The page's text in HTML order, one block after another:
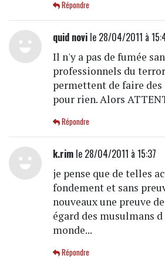
Répondre
quid novile 28/04/2011 à
Il n'y a pas de fumée
professionnels du
permettent de faire des
pour rien. Alors
Répondre
k.rimle 28/04/2011 à 15:37
je pense que de telles
fondement et sans
nouveaux une preuve
égard des musulmans
monde...
Répondre